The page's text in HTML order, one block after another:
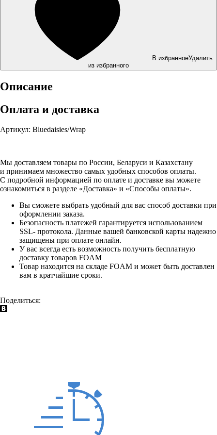
В избранноеУдалить
из избранного
Описание
Оплата и доставка
Артикул: Bluedaisies/Wrap
Мы доставляем товары по России, Беларуси и Казахстану
и принимаем множество самых удобных способов оплаты.
С подробной информацией по оплате и доставке вы можете
ознакомиться в разделе «Доставка» и «Способы оплаты».
Вы сможете выбрать удобный для вас способ доставки при
оформлении заказа.
Безопасность платежей гарантируется использованием
SSL- протокола. Данные вашей банковской карты надежно
защищены при оплате онлайн.
У вас всегда есть возможность получить бесплатную
доставку товаров FOAM
Товар находится на складе FOAM и может быть доставлен
вам в кратчайшие сроки.
Поделиться: